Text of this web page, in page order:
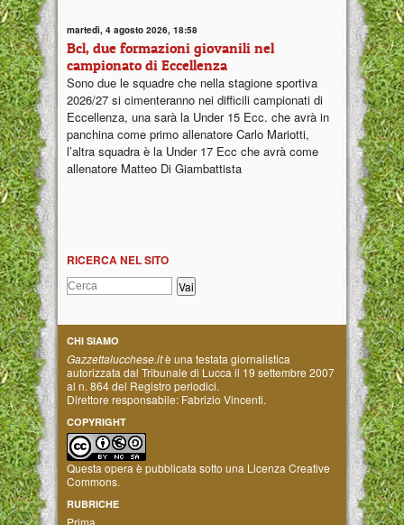
martedì, 4 agosto 2026, 18:58
Bcl, due formazioni giovanili nel
campionato di Eccellenza
Sono due le squadre che nella stagione sportiva
2026/27 si cimenteranno nei difficili campionati di
Eccellenza, una sarà la Under 15 Ecc. che avrà in
panchina come primo allenatore Carlo Mariotti,
l’altra squadra è la Under 17 Ecc che avrà come
allenatore Matteo Di Giambattista
RICERCA NEL SITO
CHI SIAMO
Gazzettalucchese.itè una testata giornalistica
autorizzata dal Tribunale di Lucca il 19 settembre 2007
al n. 864 del Registro periodici.
Direttore responsabile: Fabrizio Vincenti.
COPYRIGHT
Questa opera è pubblicata sotto una Licenza Creative
Commons.
RUBRICHE
Prima